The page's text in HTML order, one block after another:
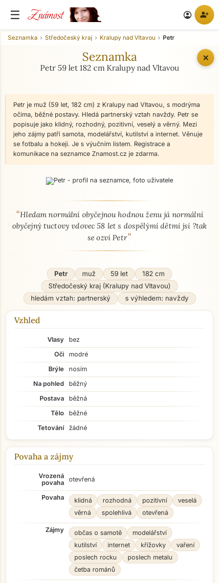
☰ Známost account_circle person_add
✕
Seznamka Středočeský kraj Kralupy nad Vltavou Petr
Seznamka
Petr 59 let 182 cm Kralupy nad Vltavou
Petr je muž (59 let, 182 cm) z Kralupy nad Vltavou, s modrýma
očima, běžné postavy. Hledá partnerský vztah navždy. Petr se
popisuje jako klidný, rozhodný, pozitivní, veselý a věrný. Mezi
jeho zájmy patří samota, modelářství, kutilství a internet. Věnuje
se fotbalu a hokeji. Je s výučním listem. Registrace a
komunikace na seznamce Znamost.cz je zdarma.
O mně - seznamka profil
“Hledam normální obyčejnou hodnou ženu já normální
obyčejný tuctovy vdovec 58 let s dospělými dětmi jsi ?tak
se ozvi Petr”
Petr muž 59 let
182 cm
Středočeský kraj (Kralupy nad Vltavou)
hledám vztah: partnerský
s výhledem: navždy
Vzhled
Vlasy
bez
Oči
modré
Brýle
nosím
Na pohled
běžný
Postava
běžná
Tělo
běžné
Tetování
žádné
Povaha a zájmy
Vrozená
povaha
otevřená
Povaha klidná rozhodná pozitivní
veselá
věrná
spolehlivá otevřená
Zájmy občas o samotě
modelářství
kutilství
internet křížovky
vaření
poslech rocku
poslech metalu
četba románů